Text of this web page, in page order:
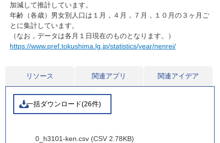
加減して推計しています。
年齢（各歳）男女別人口は１月，４月，７月，１０月の３ヶ月ご
とに集計しています。
（なお，データは各月１日現在のものとなります。）
https://www.pref.tokushima.lg.jp/statistics/year/nenrei/
リソース 関連アプリ 関連アイデア
一括ダウンロード(26件)
0_h3101-ken.csv (CSV 2.78KB)